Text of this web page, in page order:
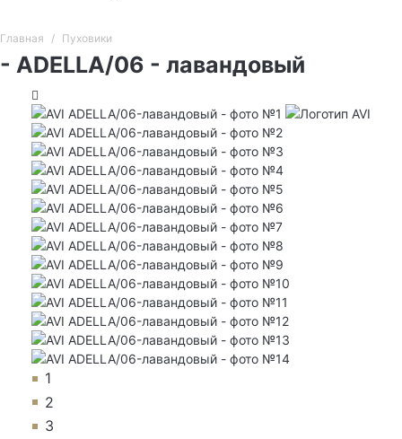
Главная Пуховики
- ADELLA/06 - лавандовый
1
2
3